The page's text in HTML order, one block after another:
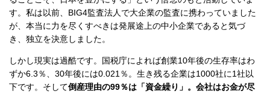
す。私は以前、BIG4監査法人で大企業の監査に携わっていました
が、本当に力を尽くすべきは発展途上の中小企業であると気づ
き、独立を決意しました。
しかし現実は過酷です。国税庁によれば創業10年後の生存率はわ
ずか6.3％、30年後には0.021％。生き残る企業は1000社に1社以
下です。そして倒産理由の99％は「資金繰り」。会社はお金が尽